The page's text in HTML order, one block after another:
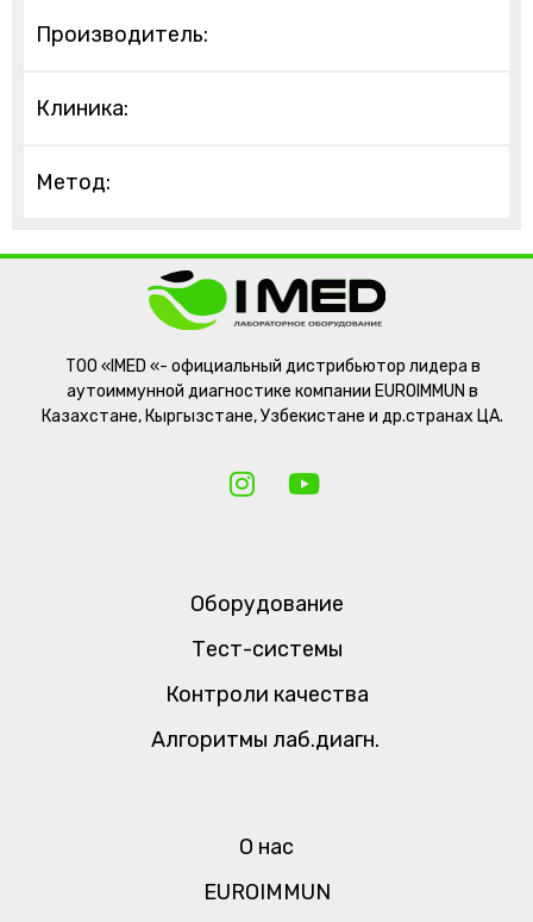
Производитель:
Клиника:
Метод:
ТОО «IMED «- официальный дистрибьютор лидера в
аутоиммунной диагностике компании EUROIMMUN в
Казахстане, Кыргызстане, Узбекистане и др.странах ЦА.
Оборудование
Тест-системы
Контроли качества
Алгоритмы лаб.диагн.
О нас
EUROIMMUN